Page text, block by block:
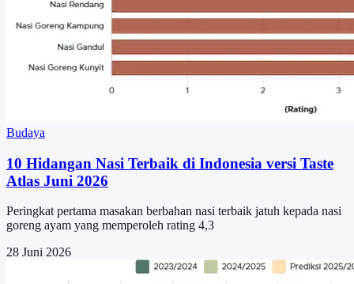
Budaya
10 Hidangan Nasi Terbaik di Indonesia versi Taste
Atlas Juni 2026
Peringkat pertama masakan berbahan nasi terbaik jatuh kepada nasi
goreng ayam yang memperoleh rating 4,3
28 Juni 2026